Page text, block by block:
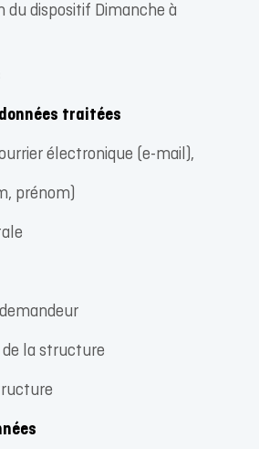
du dispositif Dimanche à
traitées
électronique (e-mail),
prénom)
la structure